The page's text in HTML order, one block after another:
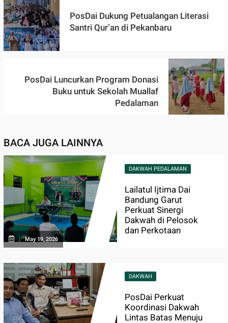
PosDai Dukung Petualangan Literasi
Santri Qur’an di Pekanbaru
PosDai Luncurkan Program Donasi
Buku untuk Sekolah Muallaf
Pedalaman
BACA JUGA LAINNYA
May 19, 2026
DAKWAH PEDALAMAN
Lailatul Ijtima Dai
Bandung Garut
Perkuat Sinergi
Dakwah di Pelosok
dan Perkotaan
DAKWAH
PosDai Perkuat
Koordinasi Dakwah
Lintas Batas Menuju